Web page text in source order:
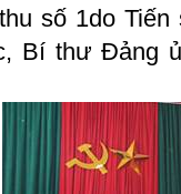
số 1do
Bí thư Đảng